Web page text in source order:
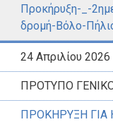
Προκήρυξη-_-
δρομή-Βόλο-
24 Απριλίου 2026
ΠΡΟΤΥΠΟ
ΠΡΟΚΗΡΥΞΗ